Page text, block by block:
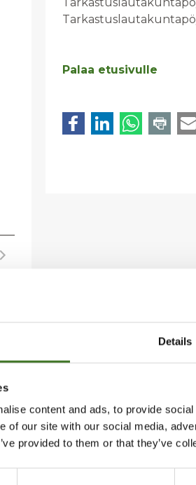
Details
content and ads, to provide
of our site with our social media,
provided to them or that they’ve
Palaa etusivulle